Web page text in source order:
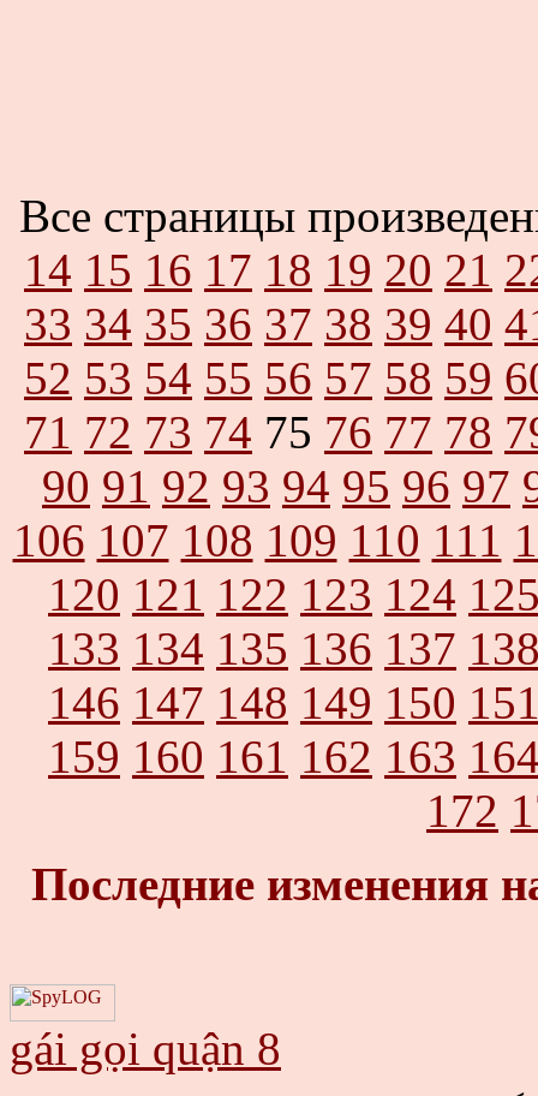
Все страницы
14 15 16 17 18 19 20 21
33 34 35 36 37 38 39 40
52 53 54 55 56 57 58 59
71 72 73 74 75 76 77 78
90 91 92 93 94 95 96 97
106 107 108 109 110 111
120 121 122 123 124
133 134 135 136 137
146 147 148 149 150
159 160 161 162 163
172
Последние изменения
gái gọi quận 8